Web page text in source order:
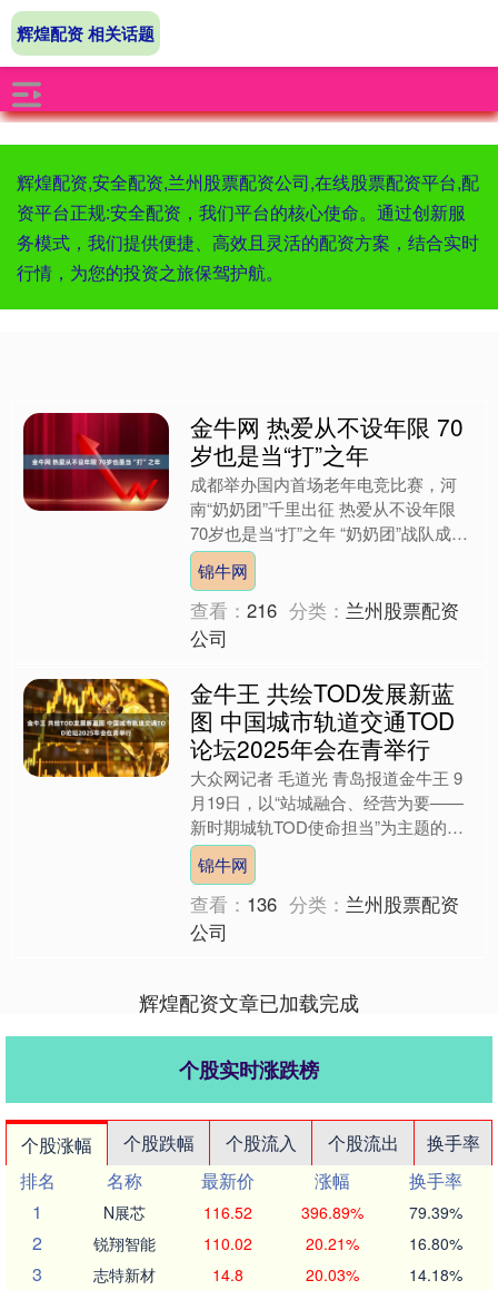
辉煌配资,安全配资,兰州股票配资公司,在线股票配资平台,配
资平台正规:安全配资，我们平台的核心使命。通过创新服
务模式，我们提供便捷、高效且灵活的配资方案，结合实时
行情，为您的投资之旅保驾护航。
辉煌配资 相关话题
金牛网 热爱从不设年限 70
岁也是当“打”之年
成都举办国内首场老年电竞比赛，河
南“奶奶团”千里出征 热爱从不设年限
70岁也是当“打”之年 “奶奶团”战队成员
合影 比赛中，“奶奶团”的成员们十分专
注 制图\....
锦牛网
查看：216 分类： 兰州股票配资
公司
金牛王 共绘TOD发展新蓝
图 中国城市轨道交通TOD
论坛2025年会在青举行
大众网记者 毛道光 青岛报道金牛王 9
月19日，以“站城融合、经营为要——
新时期城轨TOD使命担当”为主题的中
国城市轨道交通TOD论坛2025青岛年
会在青岛中铁....
锦牛网
查看： 136 分类： 兰州股票配资
公司
辉煌配资文章已加载完成
个股实时涨跌榜
个股涨幅 个股跌幅 个股流入 个股流出
换手率
排名
名称 最新价 涨幅
换手率
1
N展芯 116.52 396.89% 79.39%
2 锐翔智能 110.02 20.21% 16.80%
3 志特新材 14.8 20.03% 14.18%